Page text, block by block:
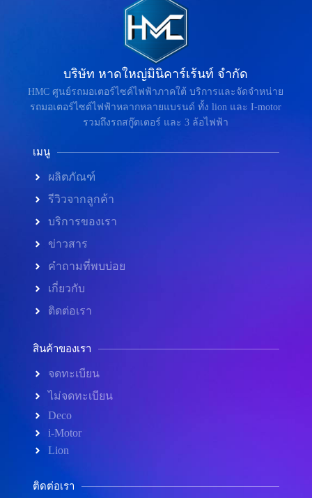
บริษัท หาดใหญ่มินิคาร์เร้นท์ จำกัด
HMC ศูนย์รถมอเตอร์ไซค์ไฟฟ้าภาคใต้ บริการและจัดจำหน่าย
รถมอเตอร์ไซต์ไฟฟ้าหลากหลายแบรนด์ ทั้ง lion และ I-motor
รวมถึงรถสกู๊ตเตอร์ และ 3 ล้อไฟฟ้า
เมนู
ผลิตภัณฑ์
รีวิวจากลูกค้า
บริการของเรา
ข่าวสาร
คำถามที่พบบ่อย
เกี่ยวกับ
ติดต่อเรา
สินค้าของเรา
จดทะเบียน
ไม่จดทะเบียน
Deco
i-Motor
Lion
ติดต่อเรา